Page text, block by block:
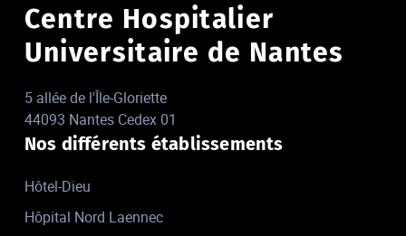
Centre Hospitalier
Universitaire de Nantes
5 allée de l'Île-Gloriette
44093 Nantes Cedex 01
Nos différents établissements
Hôtel-Dieu
Hôpital Nord Laennec